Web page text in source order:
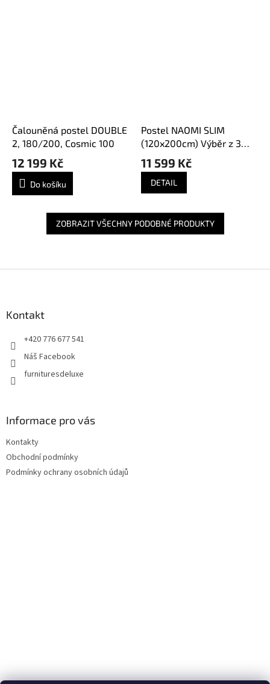
Čalouněná postel DOUBLE
2, 180/200, Cosmic 100
12 199 Kč
Do košíku
Postel NAOMI SLIM
(120x200cm) Výběr z 3
barev
11 599 Kč
DETAIL
ZOBRAZIT VŠECHNY PODOBNÉ PRODUKTY
Kontakt
+420 776 677 541
Náš Facebook
furnituresdeluxe
Informace pro vás
Kontakty
Obchodní podmínky
Podmínky ochrany osobních údajů